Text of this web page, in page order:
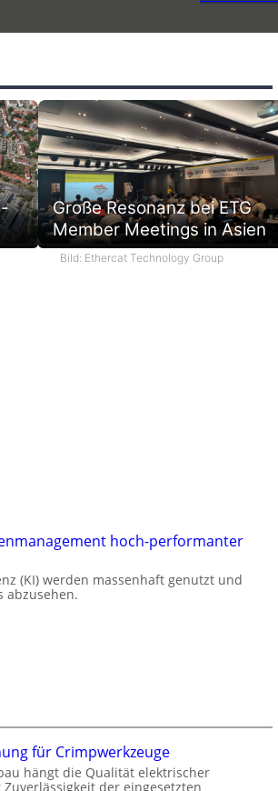
Große Resonanz bei ETG
Member Meetings in Asien
Bild: Ethercat Technology Group
hoch-performanter
(KI) werden massenhaft genutzt und
abzusehen.
für Crimpwerkzeuge
hängt die Qualität elektrischer
der eingesetzten